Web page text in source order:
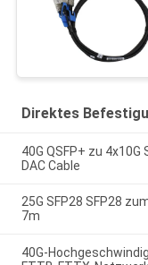
Direktes
40G QSFP+ zu
DAC Cable
25G SFP28 SFP28
7m
40G-